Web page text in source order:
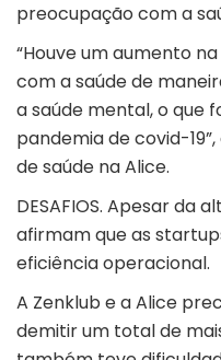
preocupação com a
“Houve um aumento
com a saúde de
a saúde mental, o que
pandemia de covid-
de saúde na Alice.
DESAFIOS. Apesar da
afirmam que as
eficiência operacional.
A Zenklub e a Alice
demitir um total de